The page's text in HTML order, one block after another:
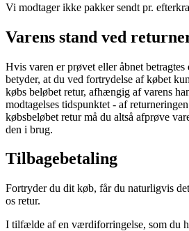
Vi modtager ikke pakker sendt pr.
Varens stand ved
Hvis varen er prøvet eller åbnet
betyder, at du ved fortrydelse af købet
købs beløbet retur, afhængig af varens
modtagelses tidspunktet - af
købsbeløbet retur må du altså afprøve
den i brug.
Tilbagebetaling
Fortryder du dit køb, får du naturligvis
os retur.
I tilfælde af en værdiforringelse, som du